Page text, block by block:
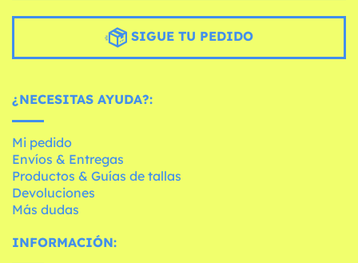
SIGUE TU PEDIDO
¿NECESITAS AYUDA?:
Mi pedido
Envíos & Entregas
Productos & Guías de tallas
Devoluciones
Más dudas
INFORMACIÓN: